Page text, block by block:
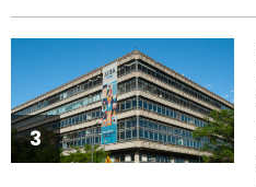
3